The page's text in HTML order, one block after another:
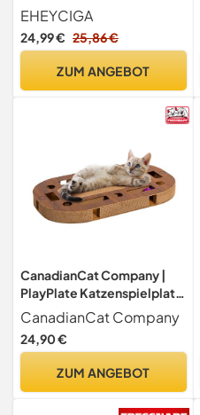
Katzenspielzeug, 68 cm
Hohe
EHEYCIGA
24,99 € 25,86 €
ZUM ANGEBOT
CanadianCat Company |
PlayPlate Katzenspielplatz
65 x 35 x 5,8 cm mit
integrierter Kratzpappe,
interaktives
in Holzoptik Kratzkarton
CanadianCat Company
24,90 €
ZUM ANGEBOT